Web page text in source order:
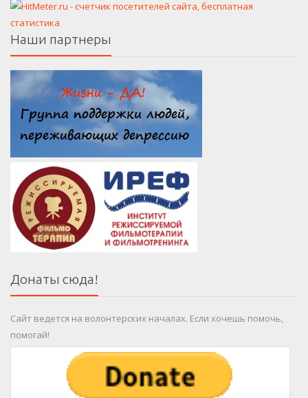
Наши партнеры
Донаты сюда!
Сайт ведется на волонтерских началах. Если хочешь помочь,
помогай!